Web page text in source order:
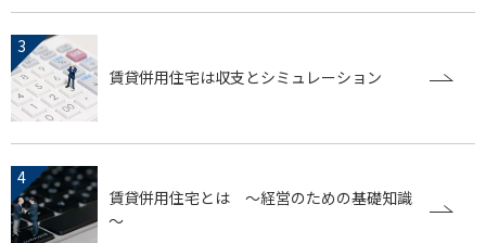
賃貸併用住宅は収支とシミュレーション
賃貸併用住宅とは ～経営のための基礎知識
～